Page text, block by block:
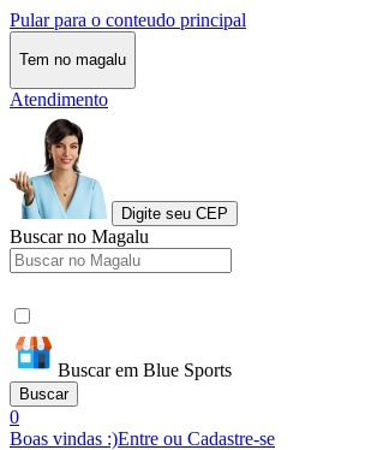
Pular para o conteudo principal
Tem no magalu
Atendimento
Digite seu CEP
Buscar no Magalu
Buscar em Blue Sports
Buscar
0
Boas vindas :)Entre ou Cadastre-se